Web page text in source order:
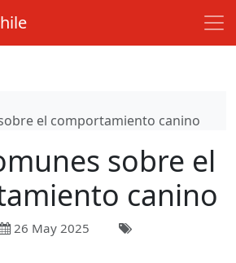
el comportamiento canino
sobre el
canino
26 May 2025